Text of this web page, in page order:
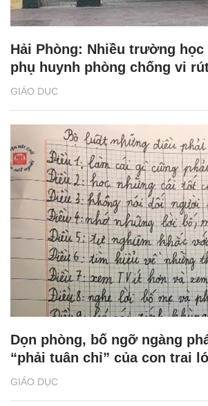
GIÁO DỤC
Hải Phòng: Nhiều trường
phụ huynh phòng chống vi
GIÁO DỤC
Dọn phòng, bố ngỡ ngàng
“phải tuân chỉ” của con trai